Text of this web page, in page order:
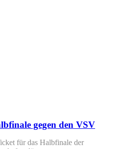
gegen den VSV
für das Halbfinale der